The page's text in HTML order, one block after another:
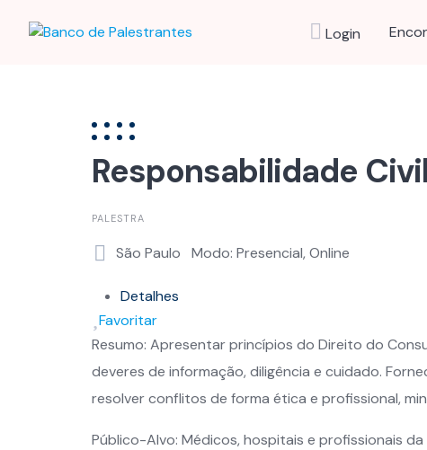
Login
Responsabilidade
PALESTRA
São Paulo Modo: Presencial, Online
Detalhes
Favoritar
Resumo: Apresentar princípios do Direito do
deveres de informação, diligência e cuidado.
resolver conflitos de forma ética e profissional,
Público-Alvo: Médicos, hospitais e profissionais